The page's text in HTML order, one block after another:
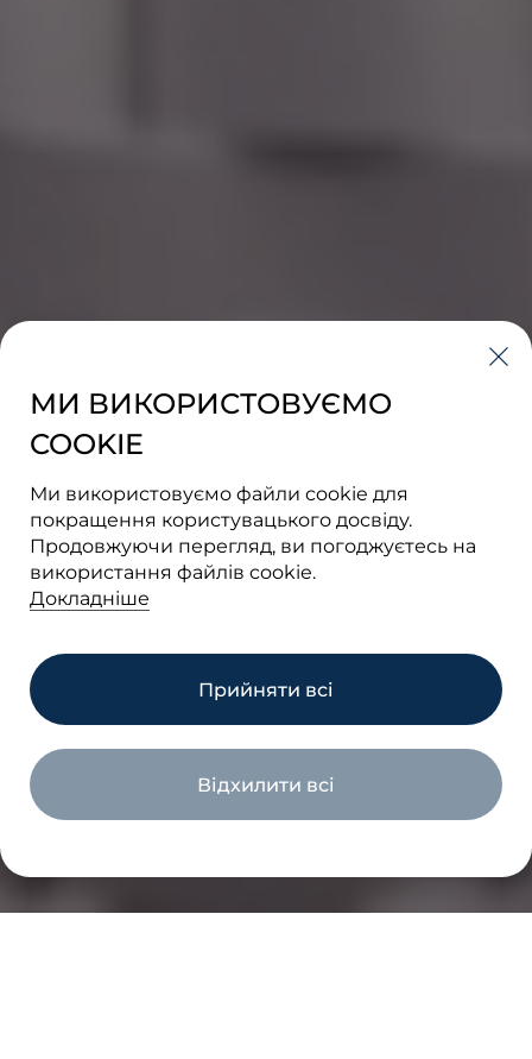
БЛОГ
МИ ВИКОРИСТОВУЄМО
COOKIE
Ми використовуємо файли cookie для
покращення користувацького досвіду.
Продовжуючи перегляд, ви погоджуєтесь на
використання файлів cookie.
Докладніше
Прийняти всі
Відхилити всі